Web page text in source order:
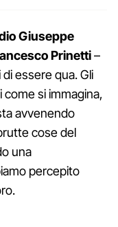
Giuseppe
Prinetti–
essere qua. Gli
si immagina,
avvenendo
cose del
una
percepito